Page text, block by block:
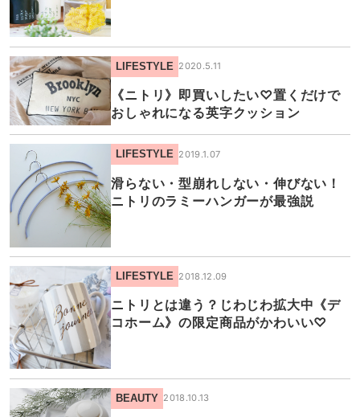
LIFESTYLE 2020.5.11
《ニトリ》即買いしたい♡置くだけで
おしゃれになる英字クッション
LIFESTYLE 2019.1.07
滑らない・型崩れしない・伸びない！
ニトリのラミーハンガーが最強説
LIFESTYLE 2018.12.09
ニトリとは違う？じわじわ拡大中《デ
コホーム》の限定商品がかわいい♡
BEAUTY 2018.10.13